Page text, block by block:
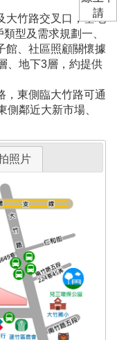
大竹路交叉口，基地
型及需求規劃一、
館、社區照顧關懷據
、地下3層，約提供
，東側臨大竹路可通
鄰近大新市場、
照片
請